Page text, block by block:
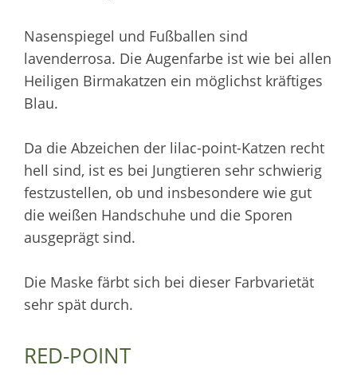
Nasenspiegel und Fußballen sind
lavenderrosa. Die Augenfarbe ist wie bei allen
Heiligen Birmakatzen ein möglichst kräftiges
Blau.
Da die Abzeichen der lilac-point-Katzen recht
hell sind, ist es bei Jungtieren sehr schwierig
festzustellen, ob und insbesondere wie gut
die weißen Handschuhe und die Sporen
ausgeprägt sind.
Die Maske färbt sich bei dieser Farbvarietät
sehr spät durch.
RED-POINT